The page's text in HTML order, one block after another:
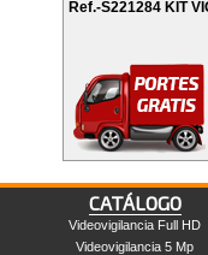
Ref.-S221284 KIT
CATÁLOGO
Videovigilancia Full HD
Videovigilancia 5 Mp